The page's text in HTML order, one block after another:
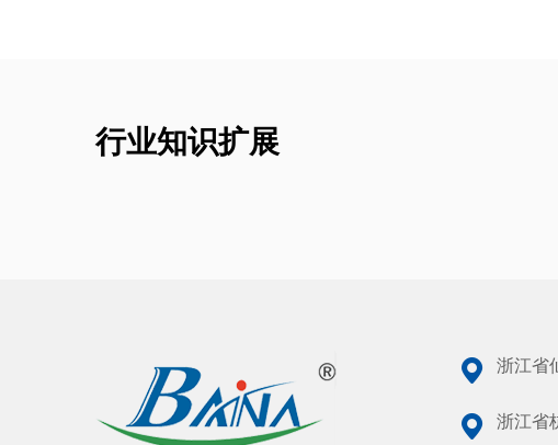
行业知识扩展
浙江省
浙江省